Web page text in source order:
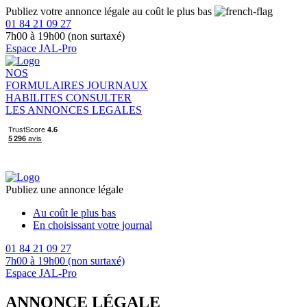
Publiez votre annonce légale au coût le plus bas
01 84 21 09 27
7h00 à 19h00 (non surtaxé)
Espace JAL-Pro
NOS
FORMULAIRES JOURNAUX
HABILITES CONSULTER
LES ANNONCES LEGALES
Publiez une annonce légale
Au coût le plus bas
En choisissant votre journal
01 84 21 09 27
7h00 à 19h00 (non surtaxé)
Espace JAL-Pro
ANNONCE LÉGALE